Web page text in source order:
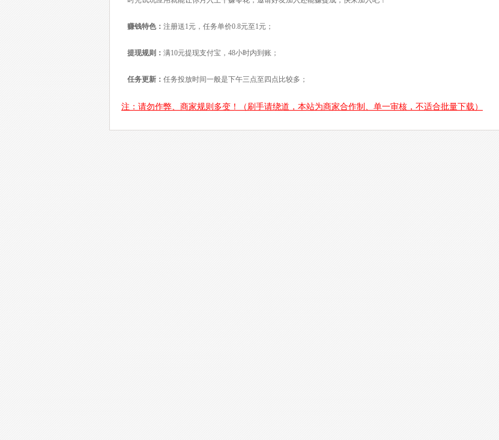
赚钱特色： 注册送1元，任务单价0.8元至1元；
提现规则： 满10元提现支付宝，48小时内到账；
任务更新： 任务投放时间一般是下午三点至四点比较多；
注：请勿作弊、商家规则多变！（刷手请绕道，本站为商家合作制、单一审核，不适合批量下载）